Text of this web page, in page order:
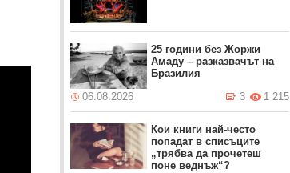
25 години без Жоржи
Амаду – разказвачът на
Бразилия
06.08.2026
1 215
3
Кои книги най-често
попадат в списъците
„трябва да прочетеш
поне веднъж“?